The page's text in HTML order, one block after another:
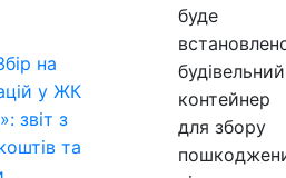
на
у ЖК
звіт з
та
буде
будівельний
контейнер
для збору